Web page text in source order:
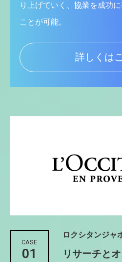
り上げていく、協業を成功
ことが可能。
詳しくは
CASE
01
ロクシタンジャ
リサーチと